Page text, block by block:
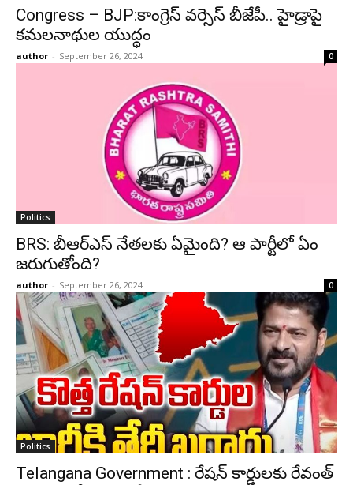
Congress – BJP:కాంగ్రెస్ వర్సెస్ బీజేపీ.. హైడ్రాపై
కమలనాథుల యుద్ధం
author - September 26, 2024 0
Politics
BRS: బీఆర్ఎస్ నేతలకు ఏమైంది? ఆ పార్టీలో ఏం
జరుగుతోంది?
author - September 26, 2024 0
Politics
Telangana Government : రేషన్ కార్డులకు రేవంత్